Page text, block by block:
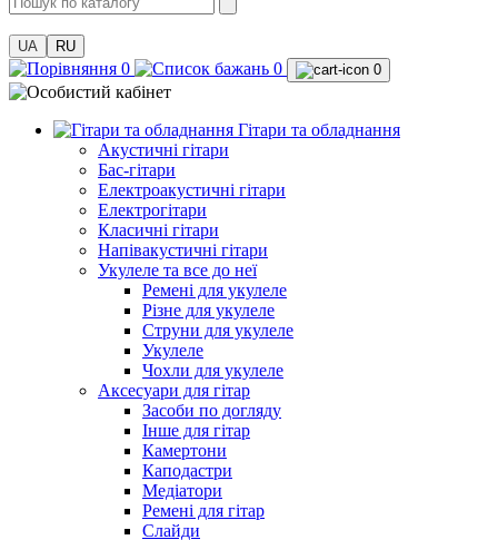
UA RU
0 0 0
Гітари та обладнання
Акустичні гітари
Бас-гітари
Електроакустичні гітари
Електрогітари
Класичні гітари
Напівакустичні гітари
Укулеле та все до неї
Ремені для укулеле
Різне для укулеле
Струни для укулеле
Укулеле
Чохли для укулеле
Аксесуари для гітар
Засоби по догляду
Інше для гітар
Камертони
Каподастри
Медіатори
Ремені для гітар
Слайди